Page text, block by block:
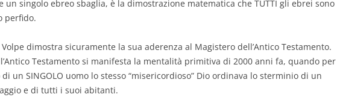
un singolo ebreo sbaglia, è la dimostrazione matematica che TUTTI gli ebrei sono
perfido.
dimostra sicuramente la sua aderenza al Magistero dell’Antico Testamento.
Testamento si manifesta la mentalità primitiva di 2000 anni fa, quando per
un SINGOLO uomo lo stesso “misericordioso” Dio ordinava lo sterminio di un
e di tutti i suoi abitanti.